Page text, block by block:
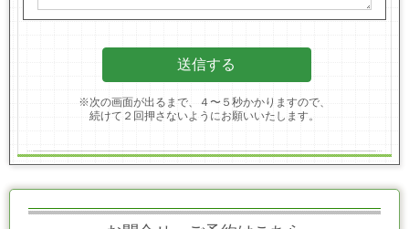
※次の画面が出るまで、４〜５秒かかりますので、
続けて２回押さないようにお願いいたします。